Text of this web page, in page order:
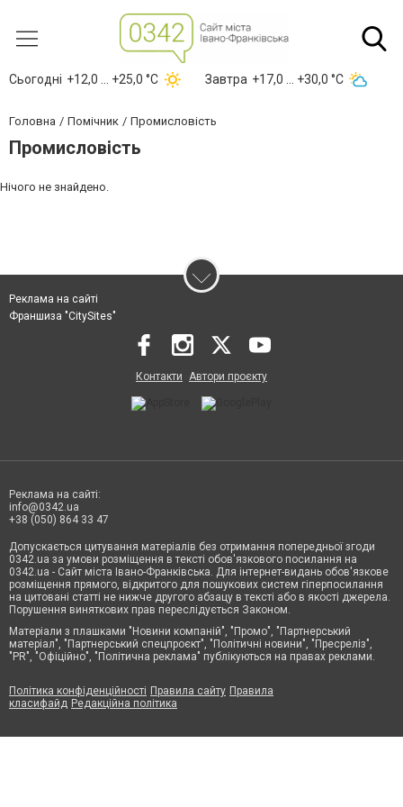
Сьогодні +12,0 ... +25,0 °С Завтра +17,0 ... +30,0 °С
Головна Помічник Промисловість
Промисловість
Нічого не знайдено.
Реклама на сайті
Франшиза "CitySites"
Контакти Автори проєкту
Реклама на сайті:
info@0342.ua
+38 (050) 864 33 47
Допускається цитування матеріалів без отримання попередньої згоди
0342.ua за умови розміщення в тексті обов'язкового посилання на
0342.ua - Сайт міста Івано-Франківська. Для інтернет-видань обов'язкове
розміщення прямого, відкритого для пошукових систем гіперпосилання
на цитовані статті не нижче другого абзацу в тексті або в якості джерела.
Порушення виняткових прав переслідується Законом.
Матеріали з плашками "Новини компаній", "Промо", "Партнерський
матеріал", "Партнерський спецпроєкт", "Політичні новини", "Пресреліз",
"PR", "Офіційно", "Політична реклама" публікуються на правах реклами.
Політика конфіденційності Правила сайту Правила
класифайд Редакційна політика